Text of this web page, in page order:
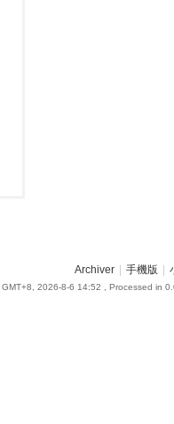
Archiver 手機版
GMT+8, 2026-8-6 14:52 , Processed in